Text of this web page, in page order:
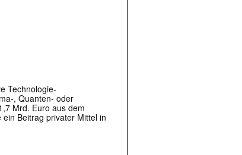
Technologie-
, Quanten- oder
Mrd. Euro aus dem
Beitrag privater Mittel in